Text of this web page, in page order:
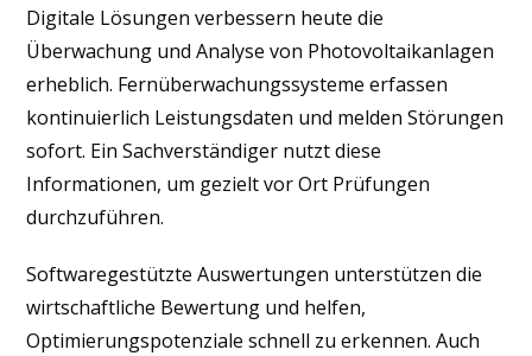
Digitale Lösungen verbessern heute die
Überwachung und Analyse von Photovoltaikanlagen
erheblich. Fernüberwachungssysteme erfassen
kontinuierlich Leistungsdaten und melden Störungen
sofort. Ein Sachverständiger nutzt diese
Informationen, um gezielt vor Ort Prüfungen
durchzuführen.
Softwaregestützte Auswertungen unterstützen die
wirtschaftliche Bewertung und helfen,
Optimierungspotenziale schnell zu erkennen. Auch